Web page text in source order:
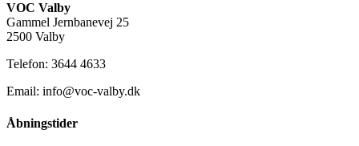
VOC Valby
Gammel Jernbanevej 25
2500 Valby
Telefon: 3644 4633
Email: info@voc-valby.dk
Åbningstider